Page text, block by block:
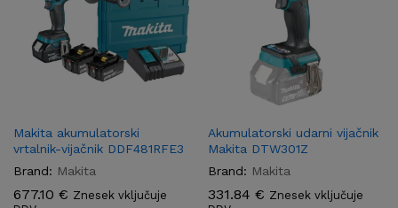
Makita akumulatorski
vrtalnik-vijačnik DDF481RFE3
Brand: Makita
677.10 € Znesek vključuje
Akumulatorski udarni vijačnik
Makita DTW301Z
Brand: Makita
331.84 € Znesek vključuje